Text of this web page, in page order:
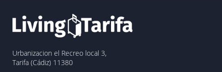
Urbanizacion el Recreo local 3,
Tarifa (Cádiz) 11380